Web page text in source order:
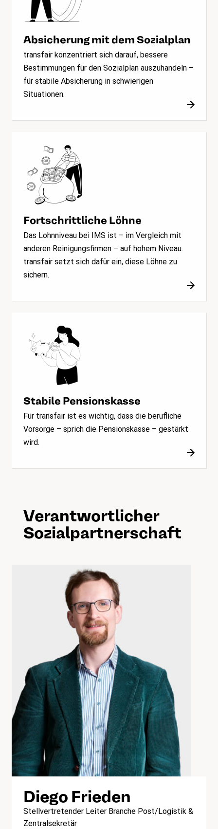
Absicherung mit dem Sozialplan
transfair konzentriert sich darauf, bessere
Bestimmungen für den Sozialplan auszuhandeln –
für stabile Absicherung in schwierigen
Situationen.
Fortschrittliche Löhne
Das Lohnniveau bei IMS ist – im Vergleich mit
anderen Reinigungsfirmen – auf hohem Niveau.
transfair setzt sich dafür ein, diese Löhne zu
sichern.
Stabile Pensionskasse
Für transfair ist es wichtig, dass die berufliche
Vorsorge – sprich die Pensionskasse – gestärkt
wird.
Verantwortlicher
Sozialpartnerschaft
Diego Frieden
Stellvertretender Leiter Branche Post/Logistik &
Zentralsekretär